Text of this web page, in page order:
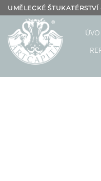
Přeskočit
na
obsah
UMĚLECKÉ